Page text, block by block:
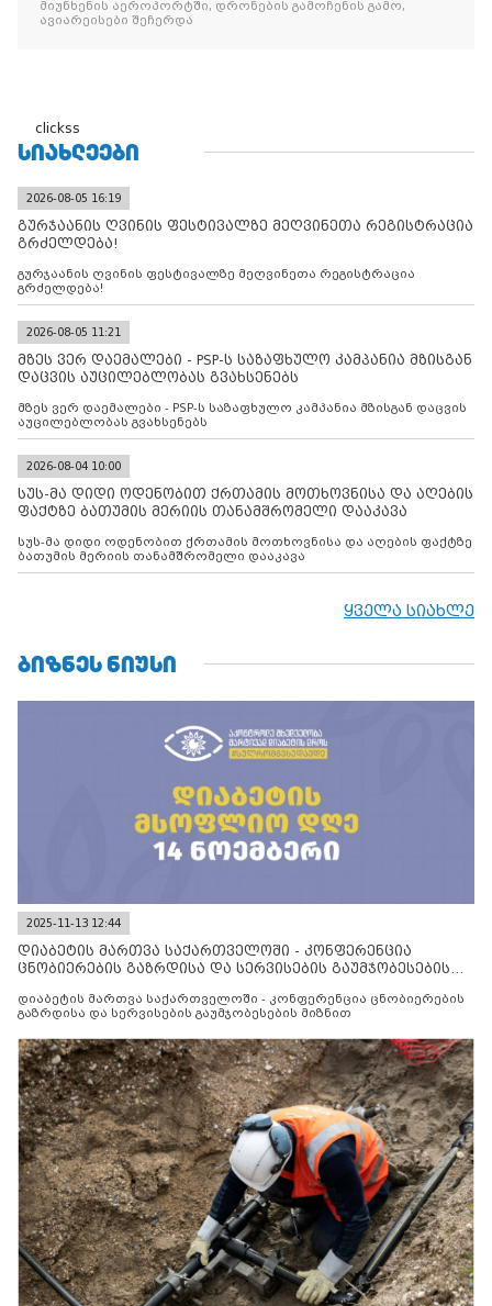
მიუნხენის აეროპორტში, დრონების გამოჩენის გამო,
ავიარეისები შეჩერდა
clickss
ᲡᲘᲐᲮᲚᲔᲔᲑᲘ
2026-08-05 16:19
გურჯაანის ღვინის ფესტივალზე მეღვინეთა რეგისტრაცია
გრძელდება!
გურჯაანის ღვინის ფესტივალზე მეღვინეთა რეგისტრაცია
გრძელდება!
2026-08-05 11:21
მზეს ვერ დაემალები - PSP-ს საზაფხულო კამპანია მზისგან
დაცვის აუცილებლობას გვახსენებს
მზეს ვერ დაემალები - PSP-ს საზაფხულო კამპანია მზისგან დაცვის
აუცილებლობას გვახსენებს
2026-08-04 10:00
სუს-მა დიდი ოდენობით ქრთამის მოთხოვნისა და აღების
ფაქტზე ბათუმის მერიის თანამშრომელი დააკავა
სუს-მა დიდი ოდენობით ქრთამის მოთხოვნისა და აღების ფაქტზე
ბათუმის მერიის თანამშრომელი დააკავა
ყველა სიახლე
ᲑᲘᲖᲜᲔᲡ ᲜᲘᲣᲡᲘ
2025-11-13 12:44
დიაბეტის მართვა საქართველოში - კონფერენცია
ცნობიერების გაზრდისა და სერვისების გაუმჯობესების
დიაბეტის მართვა საქართველოში - კონფერენცია ცნობიერების
გაზრდისა და სერვისების გაუმჯობესების მიზნით